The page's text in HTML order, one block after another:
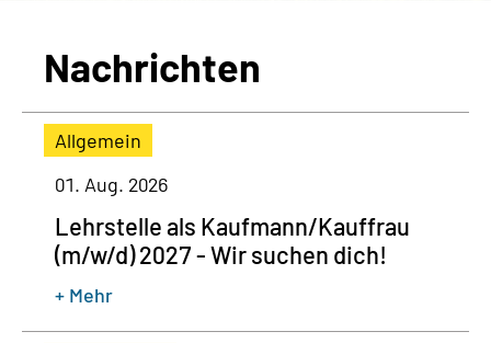
Nachrichten
Allgemein
01. Aug. 2026
Lehrstelle als Kaufmann/Kauffrau
(m/w/d) 2027 - Wir suchen dich!
+ Mehr